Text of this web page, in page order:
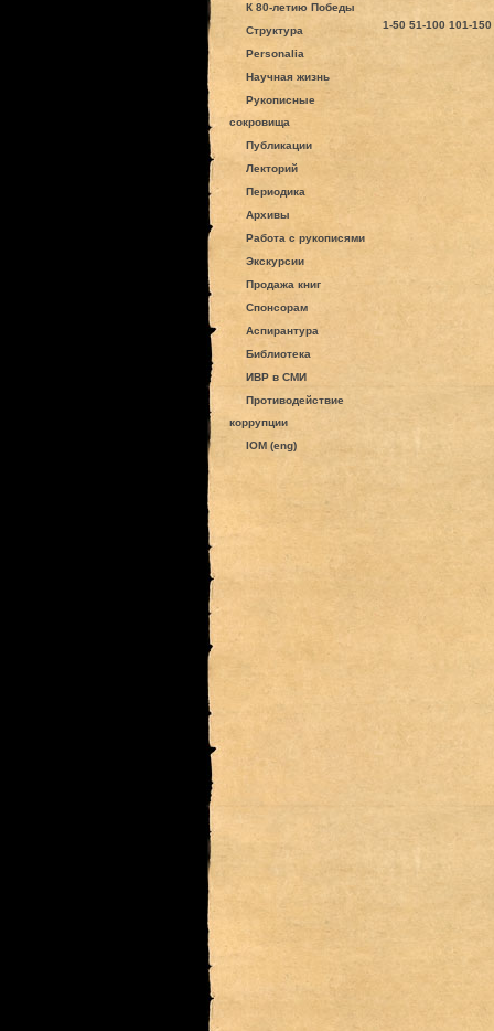
К 80-летию Победы
Структура
Personalia
Научная жизнь
Рукописные
сокровища
Публикации
Лекторий
Периодика
Архивы
Работа с рукописями
Экскурсии
Продажа книг
Спонсорам
Аспирантура
Библиотека
ИВР в СМИ
Противодействие
коррупции
IOM (eng)
1-50 51-100 101-150